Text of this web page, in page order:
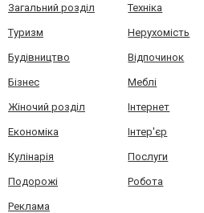
Загальний розділ Техніка
Туризм Нерухомість
Будівництво Відпочинок
Бізнес Меблі
Жіночий розділ Інтернет
Економіка Інтер'єр
Кулінарія Послуги
Подорожі Робота
Реклама